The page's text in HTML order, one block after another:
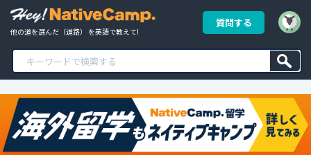
他の道を選んだ（道路） を英語で教えて!
質問する